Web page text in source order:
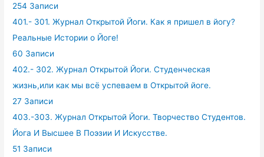
254 Записи
401.- 301. Журнал Открытой Йоги. Как я пришел в йогу?
Реальные Истории о Йоге!
60 Записи
402.- 302. Журнал Открытой Йоги. Студенческая
жизнь,или как мы всё успеваем в Открытой йоге.
27 Записи
403.-303. Журнал Открытой Йоги. Творчество Студентов.
Йога И Высшее В Поэзии И Искусстве.
51 Записи